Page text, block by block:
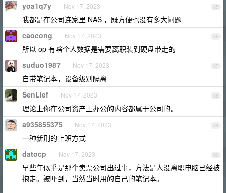
85
yoa1q7y Nov 17, 2023
我都是在公司连家里 NAS ，既方便也没有多大问题
86
caocong Nov 17, 2023
所以 op 有啥个人数据是需要离职装到硬盘带走的
87
suduo1987 Nov 17, 2023
自带笔记本，设备级别隔离
88
SenLief Nov 17, 2023
理论上你在公司资产上办公的内容都属于公司的。
89
a935855375 Nov 17, 2023
一种新刑的上班方式
90
datocp Nov 17, 2023
早些年似乎是那个卖票公司出过事，方法是人没离职电脑已经被
抱走。被吓到，当然当时用的自己的笔记本。